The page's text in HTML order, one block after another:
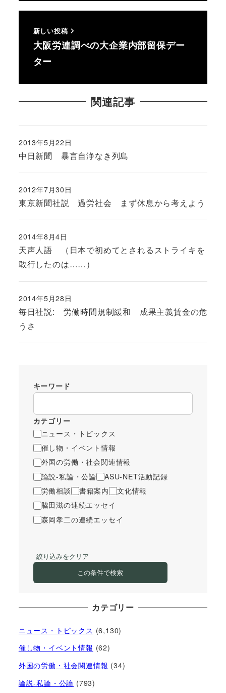
新しい投稿
大阪労連調べの大企業内部留保デー
ター
関連記事
中日新聞 暴言自浄なき列島
投稿日
2013年5月22日
東京新聞社説 過労社会 まず休息から考えよう
投稿日
2012年7月30日
天声人語 （日本で初めてとされるストライキを
敢行したのは……）
投稿日
2014年8月4日
毎日社説: 労働時間規制緩和 成果主義賃金の危
うさ
投稿日
2014年5月28日
キーワード
カテゴリー
ニュース・トピックス
催し物・イベント情報
外国の労働・社会関連情報
論説-私論・公論
ASU-NET活動記録
労働相談
書籍案内
文化情報
脇田滋の連続エッセイ
森岡孝二の連続エッセイ
絞り込みをクリア
この条件で検索
カテゴリー
ニュース・トピックス (6,130)
催し物・イベント情報 (62)
外国の労働・社会関連情報 (34)
論説-私論・公論 (793)